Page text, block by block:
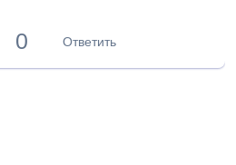
0 Ответить